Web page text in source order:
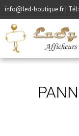
info@led-boutique.fr | Tél: